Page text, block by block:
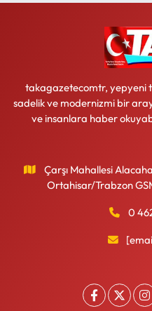
takagazetecomtr, yepyeni
sadelik ve modernizmi bir
ve insanlara haber
Çarşı Mahallesi
Ortahisar/Trabzon
0
Teknoloji